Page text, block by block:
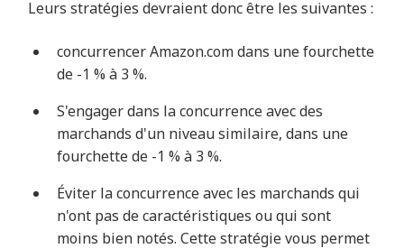
Leurs stratégies devraient donc être les suivantes :
concurrencer Amazon.com dans une fourchette
de -1 % à 3 %.
S'engager dans la concurrence avec des
marchands d'un niveau similaire, dans une
fourchette de -1 % à 3 %.
Éviter la concurrence avec les marchands qui
n'ont pas de caractéristiques ou qui sont
moins bien notés. Cette stratégie vous permet